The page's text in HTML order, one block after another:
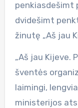
penkiasdešimt
dvidešimt
žinutę „Aš jau
„Aš jau Kijeve.
šventės
laimingi,
ministerijos